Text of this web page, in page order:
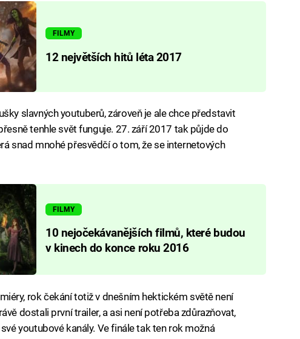
FILMY
12 největších hitů léta 2017
slavných youtuberů, zároveň je ale chce představit
tenhle svět funguje. 27. září 2017 tak půjde do
snad mnohé přesvědčí o tom, že se internetových
FILMY
10 nejočekávanějších filmů, které budou
v kinech do konce roku 2016
rok čekání totiž v dnešním hektickém světě není
dostali první trailer, a asi není potřeba zdůrazňovat,
youtubové kanály. Ve finále tak ten rok možná